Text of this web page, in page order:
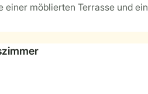
möblierten Terrasse und